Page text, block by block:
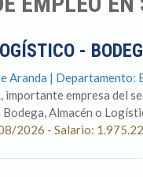
-
Aranda | Departamento:
importante empresa del
Almacén o
2026 - Salario: